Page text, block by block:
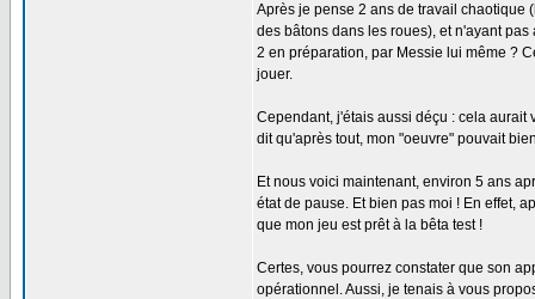
Après je pense 2 ans de travail chaotique
des bâtons dans les roues), et n'ayant
2 en préparation, par Messie lui même ?
jouer.
Cependant, j'étais aussi déçu : cela aurait
dit qu'après tout, mon "oeuvre" pouvait
Et nous voici maintenant, environ 5 ans
état de pause. Et bien pas moi ! En effet,
que mon jeu est prêt à la bêta test !
Certes, vous pourrez constater que son
opérationnel. Aussi, je tenais à vous